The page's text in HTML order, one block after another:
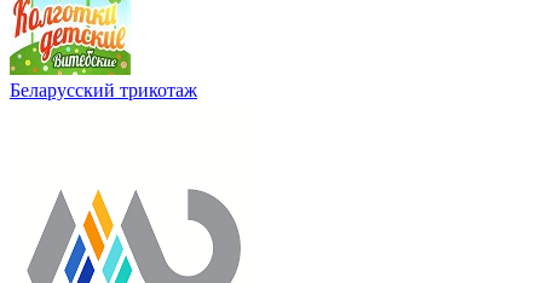
Беларусский трикотаж